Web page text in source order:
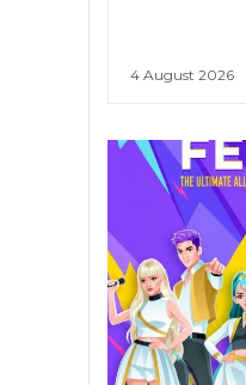
4 August 2026